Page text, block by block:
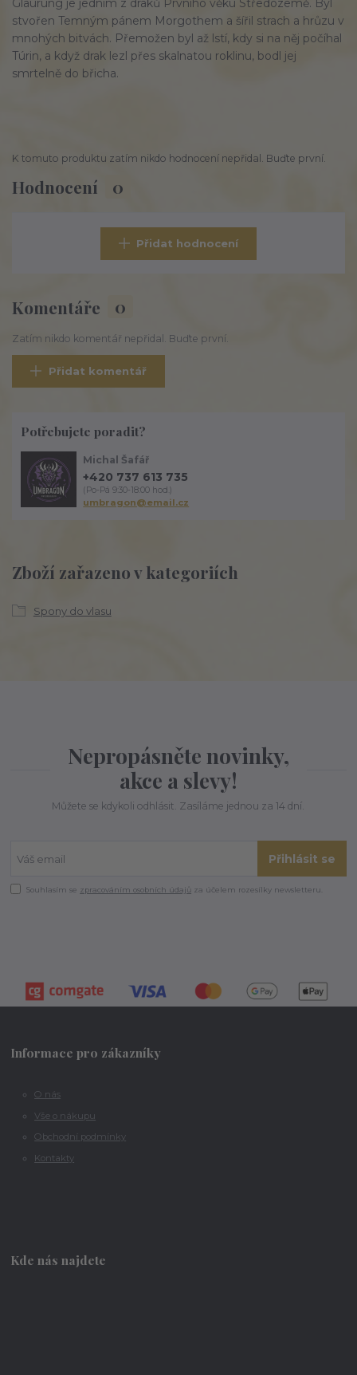
Glaurung je jedním z draků Prvního věku Středozemě. Byl
stvořen Temným pánem Morgothem a šířil strach a hrůzu v
mnohých bitvách. Přemožen byl až lstí, kdy si na něj počíhal
Túrin, a když drak lezl přes skalnatou roklinu, bodl jej
smrtelně do břicha.
Hodnocení 0
K tomuto produktu zatím nikdo hodnocení nepřidal. Buďte první.
Přidat hodnocení
Komentáře 0
Zatím nikdo komentář nepřidal. Buďte první.
Přidat komentář
Zboží zařazeno v kategoriích
Spony do vlasu
Potřebujete poradit?
Michal Šafář
+420 737 613 735
(Po-Pá 9:30-18:00 hod.)
umbragon@email.cz
Nepropásněte novinky,
akce a slevy!
Můžete se kdykoli odhlásit. Zasíláme jednou za 14 dní.
Přihlásit se
Souhlasím se zpracováním osobních údajů za účelem rozesílky newsletteru.
Informace pro zákazníky
O nás
Vše o nákupu
Obchodní podmínky
Kontakty
Kde nás najdete